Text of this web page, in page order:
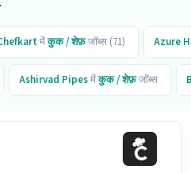
मेंकुक / शेफ़जॉब्स (71) Azure
Ashirvad Pipesमेंकुक / शेफ़जॉब्स